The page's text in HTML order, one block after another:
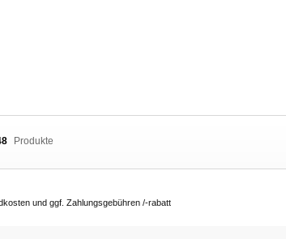
Produkte
und ggf. Zahlungsgebühren /-rabatt